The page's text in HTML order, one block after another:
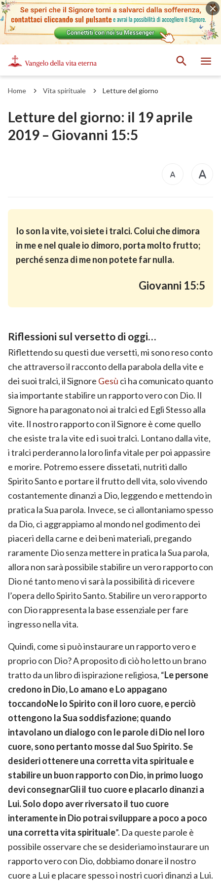
Home Vita spirituale Letture del giorno
Letture del giorno: il 19 aprile
2019 – Giovanni 15:5
Io son la vite, voi siete i tralci. Colui che dimora
in me e nel quale io dimoro, porta molto frutto;
perché senza di me non potete far nulla.
Giovanni 15:5
Riflessioni sul versetto di oggi…
Riflettendo su questi due versetti, mi sono reso conto
che attraverso il racconto della parabola della vite e
dei suoi tralci, il Signore Gesù ci ha comunicato quanto
sia importante stabilire un rapporto vero con Dio. Il
Signore ha paragonato noi ai tralci ed Egli Stesso alla
vite. Il nostro rapporto con il Signore è come quello
che esiste tra la vite ed i suoi tralci. Lontano dalla vite,
i tralci perderanno la loro linfa vitale per poi appassire
e morire. Potremo essere dissetati, nutriti dallo
Spirito Santo e portare il frutto dell vita, solo vivendo
costantemente dinanzi a Dio, leggendo e mettendo in
pratica la Sua parola. Invece, se ci allontaniamo spesso
da Dio, ci aggrappiamo al mondo nel godimento dei
piaceri della carne e dei beni materiali, pregando
raramente Dio senza mettere in pratica la Sua parola,
allora non sarà possibile stabilire un vero rapporto con
Dio né tanto meno vi sarà la possibilità di ricevere
l’opera dello Spirito Santo. Stabilire un vero rapporto
con Dio rappresenta la base essenziale per fare
ingresso nella vita.
Quindi, come si può instaurare un rapporto vero e
proprio con Dio? A proposito di ciò ho letto un brano
tratto da un libro di ispirazione religiosa, “Le persone
credono in Dio, Lo amano e Lo appagano
toccandoNe lo Spirito con il loro cuore, e perciò
ottengono la Sua soddisfazione; quando
intavolano un dialogo con le parole di Dio nel loro
cuore, sono pertanto mosse dal Suo Spirito. Se
desideri ottenere una corretta vita spirituale e
stabilire un buon rapporto con Dio, in primo luogo
devi consegnarGli il tuo cuore e placarlo dinanzi a
Lui. Solo dopo aver riversato il tuo cuore
interamente in Dio potrai sviluppare a poco a poco
una corretta vita spirituale”. Da queste parole è
possibile osservare che se desideriamo instaurare un
rapporto vero con Dio, dobbiamo donare il nostro
cuore a Lui e placare spesso i nostri cuori dinanzi a Lui.